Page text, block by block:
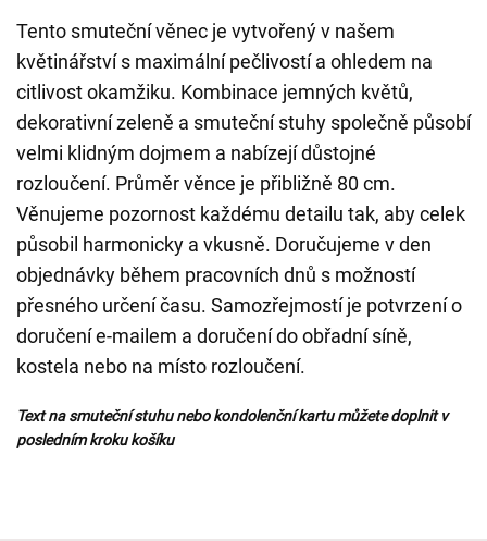
Tento smuteční věnec je vytvořený v našem
květinářství s maximální pečlivostí a ohledem na
citlivost okamžiku. Kombinace jemných květů,
dekorativní zeleně a smuteční stuhy společně působí
velmi klidným dojmem a nabízejí důstojné
rozloučení. Průměr věnce je přibližně 80 cm.
Věnujeme pozornost každému detailu tak, aby celek
působil harmonicky a vkusně. Doručujeme v den
objednávky během pracovních dnů s možností
přesného určení času. Samozřejmostí je potvrzení o
doručení e-mailem a doručení do obřadní síně,
kostela nebo na místo rozloučení.
Text na smuteční stuhu nebo kondolenční kartu můžete doplnit v
posledním kroku košíku